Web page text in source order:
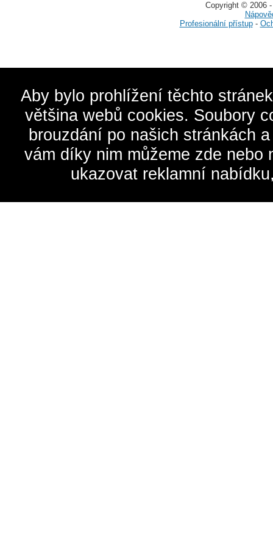
Copyright © 2006
Profesionální přístup-
Aby bylo prohlížení těchto
většina webů cookies. Soubory
brouzdání po našich stránkách
vám díky nim můžeme zde
ukazovat reklamní